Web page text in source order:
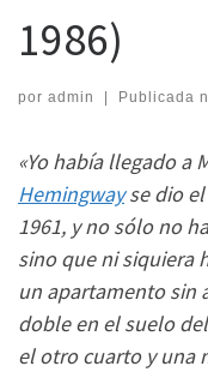
1986)
por admin | Publicada
«Yo había llegado a
Hemingwayse dio el
1961, y no sólo no
sino que ni siquiera
un apartamento sin
doble en el suelo
el otro cuarto y una